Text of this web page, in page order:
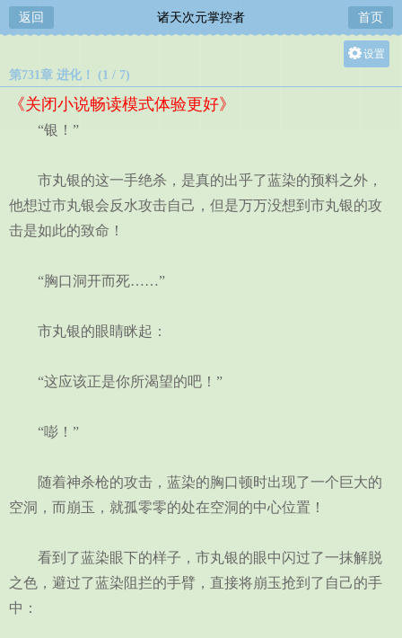
返回 诸天次元掌控者 首页
设置
第731章 进化！ (1 / 7)
《关闭小说畅读模式体验更好》
“银！”
市丸银的这一手绝杀，是真的出乎了蓝染的预料之外，
他想过市丸银会反水攻击自己，但是万万没想到市丸银的攻
击是如此的致命！
“胸口洞开而死……”
市丸银的眼睛眯起：
“这应该正是你所渴望的吧！”
“嘭！”
随着神杀枪的攻击，蓝染的胸口顿时出现了一个巨大的
空洞，而崩玉，就孤零零的处在空洞的中心位置！
看到了蓝染眼下的样子，市丸银的眼中闪过了一抹解脱
之色，避过了蓝染阻拦的手臂，直接将崩玉抢到了自己的手
中：